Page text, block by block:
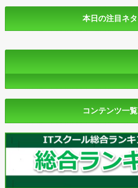
本日の注目ネタ
コンテンツ一覧